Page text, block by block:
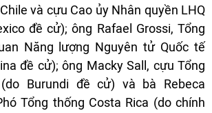
và cựu Cao ủy Nhân quyền LHQ
đề cử); ông Rafael Grossi, Tổng
Năng lượng Nguyên tử Quốc tế
đề cử); ông Macky Sall, cựu Tổng
Burundi đề cử) và bà Rebeca
Tổng thống Costa Rica (do chính